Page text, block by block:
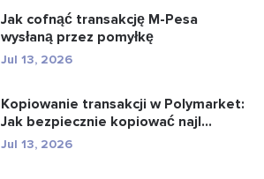
Jak cofnąć transakcję M-Pesa
wysłaną przez pomyłkę
Jul 13, 2026
Kopiowanie transakcji w Polymarket:
Jak bezpiecznie kopiować najl...
Jul 13, 2026